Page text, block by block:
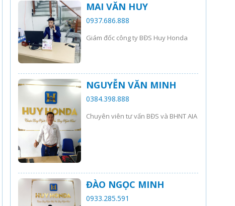
MAI VĂN HUY
0937.686.888
Giám đốc công ty BĐS Huy Honda
NGUYỄN VĂN MINH
0384.398.888
Chuyên viên tư vấn BĐS và BHNT AIA
ĐÀO NGỌC MINH
0933.285.591